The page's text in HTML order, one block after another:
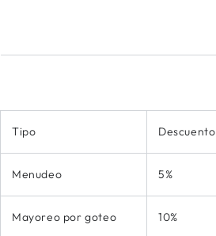
Tipo Descuento
Menudeo 5%
Mayoreo por goteo 10%